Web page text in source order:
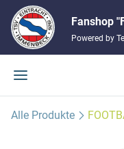
Fanshop
Powered by
Alle Produkte